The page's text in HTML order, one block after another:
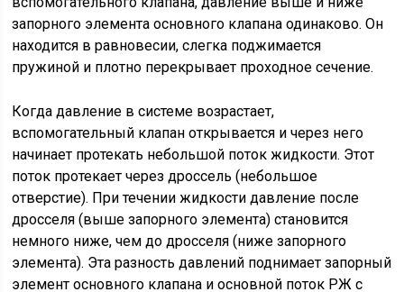
запорного элемента основного клапана одинаково. Он
находится в равновесии, слегка поджимается
пружиной и плотно перекрывает проходное сечение.
Когда давление в системе возрастает,
вспомогательный клапан открывается и через него
начинает протекать небольшой поток жидкости. Этот
поток протекает через дроссель (небольшое
отверстие). При течении жидкости давление после
дросселя (выше запорного элемента) становится
немного ниже, чем до дросселя (ниже запорного
элемента). Эта разность давлений поднимает запорный
элемент основного клапана и основной поток РЖ с